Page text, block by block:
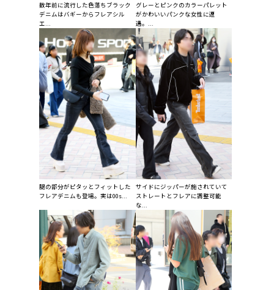
数年前に流行した色落ちブラック
デニムはバギーからフレアシル
エ...
グレーとピンクのカラーパレット
がかわいいパンクな女性に遭
遇。...
腿の部分がピタッとフィットした
フレアデニムも登場。実は00s...
サイドにジッパーが施されていて
ストレートとフレアに調整可能
な...